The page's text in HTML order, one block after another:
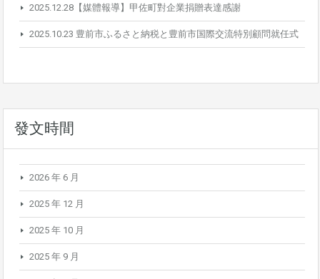
2025.12.28【媒體報導】甲佐町對企業捐贈表達感謝
2025.10.23 豊前市ふるさと納税と豊前市国際交流特別顧問就任式
發文時間
2026 年 6 月
2025 年 12 月
2025 年 10 月
2025 年 9 月